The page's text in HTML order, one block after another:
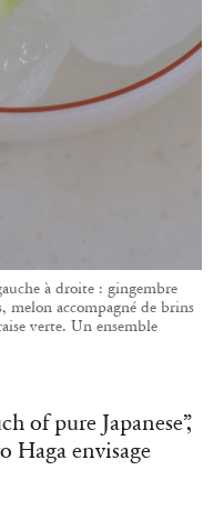
à droite : gingembre
melon accompagné de brins
verte. Un ensemble
of pure Japanese”,
Haga envisage